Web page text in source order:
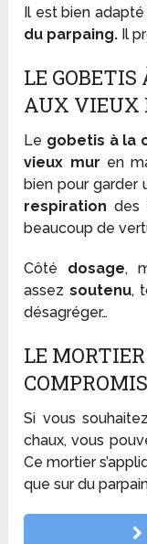
Il est bien
du parpaing. Il
LE
AUX VIEUX
Le gobetis à la
vieux mur en
bien pour garder
respirationdes
beaucoup de
Côté dosage,
assez soutenu,
désagréger…
LE
Si vous
chaux, vous
Ce mortier
que sur du